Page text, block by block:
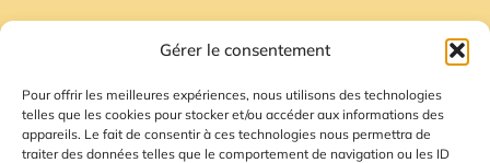
Gérer le consentement
Pour offrir les meilleures expériences, nous utilisons des technologies
telles que les cookies pour stocker et/ou accéder aux informations des
appareils. Le fait de consentir à ces technologies nous permettra de
traiter des données telles que le comportement de navigation ou les ID
Mentions Légales
Plan du site
Gestion des Cookies